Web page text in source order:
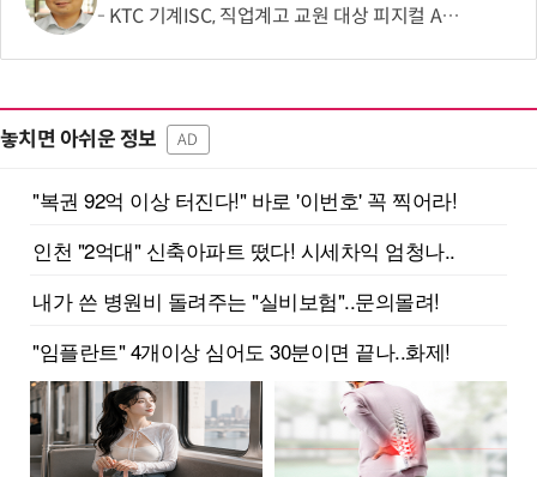
KTC 기계ISC, 직업계고 교원 대상 피지컬 AI 기반 융합 역량 강화 나서
놓치면 아쉬운 정보 AD